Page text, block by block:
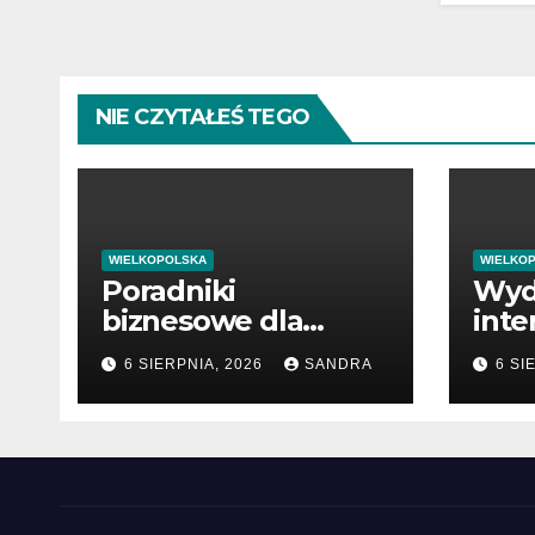
NIE CZYTAŁEŚ TEGO
WIELKOPOLSKA
Poradniki
biznesowe dla
przedsiębiorców i
menedżerów
6 SIERPNIA, 2026 SANDRA 6